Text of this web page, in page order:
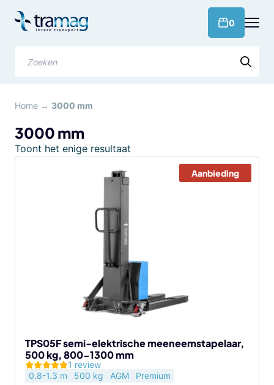
naar
0
Home → 3000 mm
3000 mm
Toont het enige resultaat
Aanbieding
TPS05F semi-elektrische meeneemstapelaar,
500 kg, 800-1300 mm
1 review
0.8-1.3 m
500 kg AGM Premium
de
productpagina